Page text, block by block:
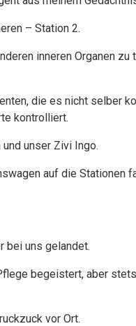
– Station 2.
inneren Organen zu
die es nicht selber
kontrolliert.
unser Zivi Ingo.
auf die Stationen
bei uns gelandet.
begeistert, aber
vor Ort.